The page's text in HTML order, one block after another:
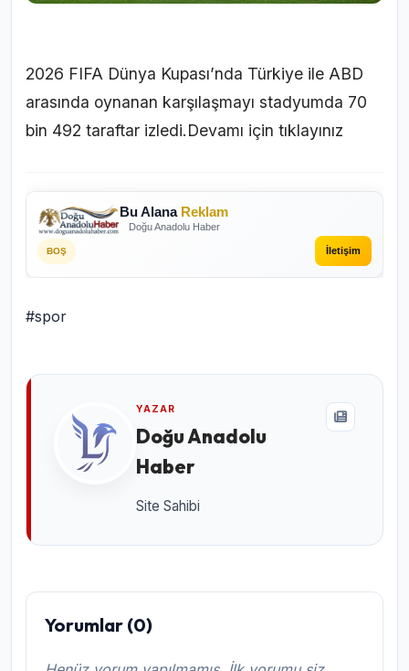
2026 FIFA Dünya Kupası’nda Türkiye ile ABD
arasında oynanan karşılaşmayı stadyumda 70
bin 492 taraftar izledi.Devamı için tıklayınız
Bu Alana Reklam
Doğu Anadolu Haber
BOŞ İletişim
#spor
YAZAR
Doğu Anadolu
Haber
Site Sahibi
Yorumlar (0)